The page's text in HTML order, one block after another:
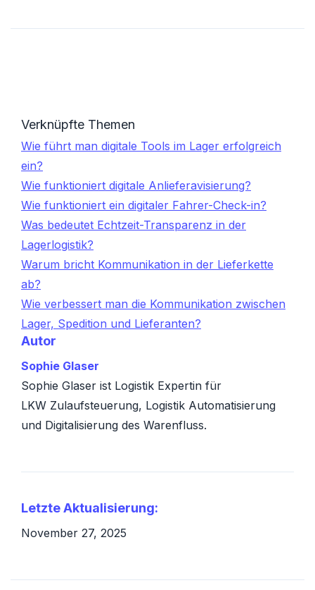
Verknüpfte Themen
Wie führt man digitale Tools im Lager erfolgreich
ein?
Wie funktioniert digitale Anlieferavisierung?
Wie funktioniert ein digitaler Fahrer-Check-in?
Was bedeutet Echtzeit-Transparenz in der
Lagerlogistik?
Warum bricht Kommunikation in der Lieferkette
ab?
Wie verbessert man die Kommunikation zwischen
Lager, Spedition und Lieferanten?
Autor
Sophie Glaser
Sophie Glaser ist Logistik Expertin für
LKW Zulaufsteuerung, Logistik Automatisierung
und Digitalisierung des Warenfluss.
Letzte Aktualisierung:
November 27, 2025